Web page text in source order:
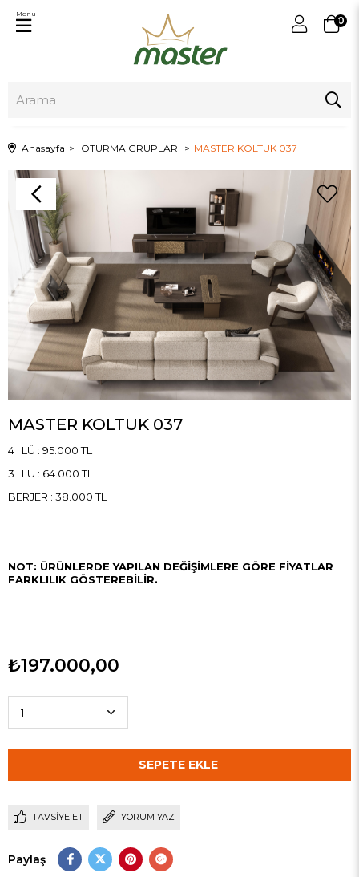
0
Menu
Anasayfa OTURMA GRUPLARI MASTER KOLTUK 037
MASTER KOLTUK 037
4 ' LÜ : 95.000 TL
3 ' LÜ : 64.000 TL
BERJER : 38.000 TL
NOT: ÜRÜNLERDE YAPILAN DEĞİŞİMLERE GÖRE FİYATLAR
FARKLILIK GÖSTEREBİLİR.
₺197.000,00
TAVSIYE ET YORUM YAZ
Paylaş